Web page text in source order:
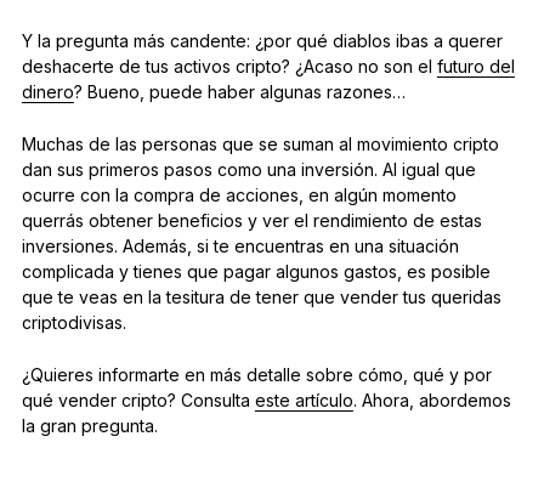
Y la pregunta más candente: ¿por qué diablos ibas a querer
deshacerte de tus activos cripto? ¿Acaso no son el futuro del
dinero? Bueno, puede haber algunas razones…
Muchas de las personas que se suman al movimiento cripto
dan sus primeros pasos como una inversión. Al igual que
ocurre con la compra de acciones, en algún momento
querrás obtener beneficios y ver el rendimiento de estas
inversiones. Además, si te encuentras en una situación
complicada y tienes que pagar algunos gastos, es posible
que te veas en la tesitura de tener que vender tus queridas
criptodivisas.
¿Quieres informarte en más detalle sobre cómo, qué y por
qué vender cripto? Consulta este artículo. Ahora, abordemos
la gran pregunta.